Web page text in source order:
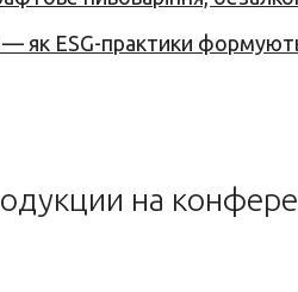
— як ESG-практики
на